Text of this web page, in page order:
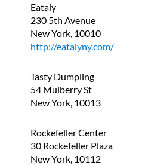
Eataly
230 5th Avenue
New York, 10010
http://eatalyny.com/
Tasty Dumpling
54 Mulberry St
New York, 10013
Rockefeller Center
30 Rockefeller Plaza
New York, 10112